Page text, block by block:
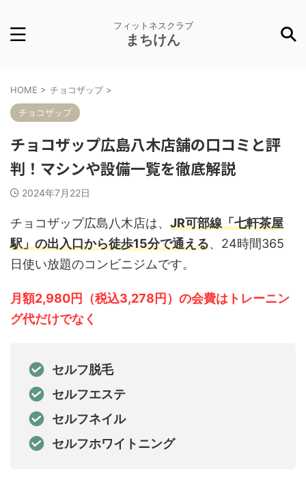
フィットネスクラブ
まちけん
HOME > チョコザップ >
チョコザップ
チョコザップ広島八木店舗の口コミと評
判！マシンや設備一覧を徹底解説
2024年7月22日
チョコザップ広島八木店は、 JR可部線「七軒茶屋
駅」の出入口から徒歩15分で通える、24時間365
日使い放題のコンビニジムです。
月額2,980円（税込3,278円）の会費はトレーニン
グ代だけでなく
セルフ脱毛
セルフエステ
セルフネイル
セルフホワイトニング